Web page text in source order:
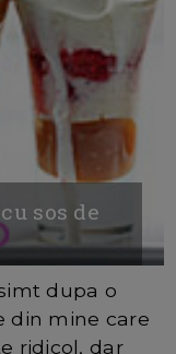
sos de
dupa o
din mine care
ridicol, dar